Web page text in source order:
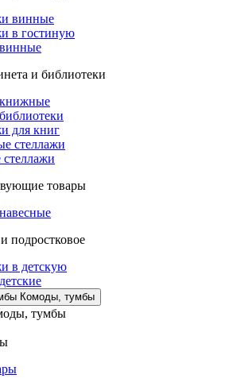
винные
в гостиную
и библиотеки
для книг
стеллажи
товары
подростковое
в детскую
Комоды, тумбы